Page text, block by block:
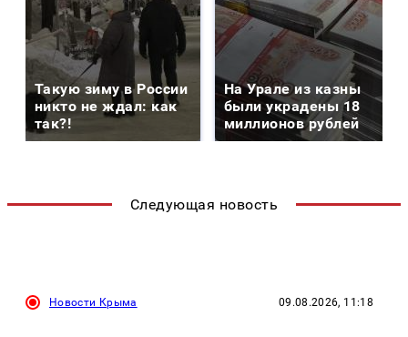
Такую зиму в России
никто не ждал: как
так?!
На Урале из казны
были украдены 18
миллионов рублей
Следующая новость
Новости Крыма 09.08.2026, 11:18